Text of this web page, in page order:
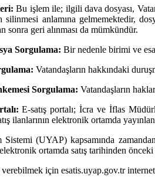
Bu işlem ile; ilgili dava dosyası,
anlamına gelmemektedir,
sonra geri alınması da mümkündür.
Sorgulama: Bir nedenle birimi ve
Vatandaşların hakkındaki
Sorgulama: Vatandaşların
E-satış portalı; İcra ve İflas
ilanlarının elektronik ortamda
(UYAP) kapsamında
ortamda satış tarihinden
için esatis.uyap.gov.tr